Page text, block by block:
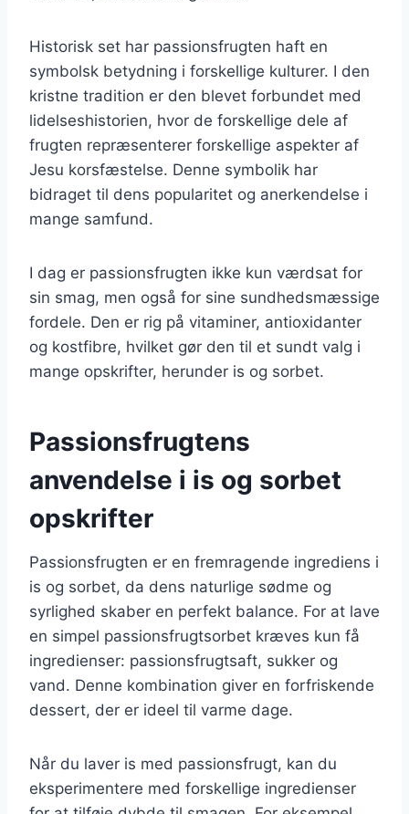
Historisk set har passionsfrugten haft en
symbolsk betydning i forskellige kulturer. I den
kristne tradition er den blevet forbundet med
lidelseshistorien, hvor de forskellige dele af
frugten repræsenterer forskellige aspekter af
Jesu korsfæstelse. Denne symbolik har
bidraget til dens popularitet og anerkendelse i
mange samfund.
I dag er passionsfrugten ikke kun værdsat for
sin smag, men også for sine sundhedsmæssige
fordele. Den er rig på vitaminer, antioxidanter
og kostfibre, hvilket gør den til et sundt valg i
mange opskrifter, herunder is og sorbet.
Passionsfrugtens
anvendelse i is og sorbet
opskrifter
Passionsfrugten er en fremragende ingrediens i
is og sorbet, da dens naturlige sødme og
syrlighed skaber en perfekt balance. For at lave
en simpel passionsfrugtsorbet kræves kun få
ingredienser: passionsfrugtsaft, sukker og
vand. Denne kombination giver en forfriskende
dessert, der er ideel til varme dage.
Når du laver is med passionsfrugt, kan du
eksperimentere med forskellige ingredienser